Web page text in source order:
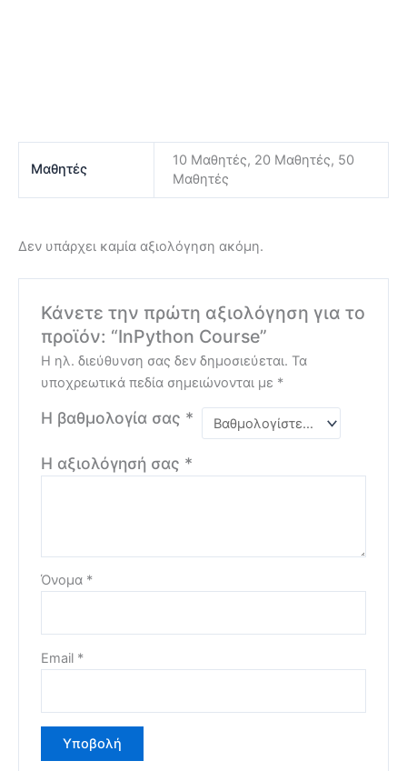
Μαθητές
10 Μαθητές, 20 Μαθητές, 50
Μαθητές
Δεν υπάρχει καμία αξιολόγηση ακόμη.
Κάνετε την πρώτη αξιολόγηση για το
προϊόν: “InPython Course”
Η ηλ. διεύθυνση σας δεν δημοσιεύεται. Τα
υποχρεωτικά πεδία σημειώνονται με *
Η βαθμολογία σας *
Η αξιολόγησή σας *
Όνομα *
Email *